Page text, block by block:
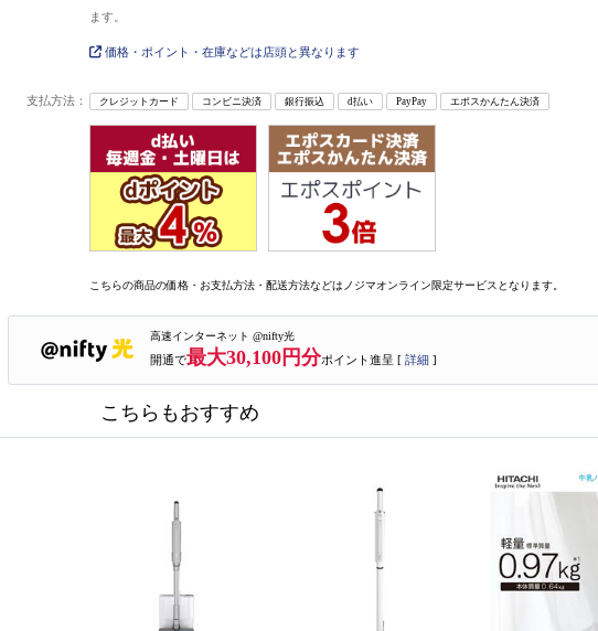
ます。
価格・ポイント・在庫などは店頭と異なります
支払方法： クレジットカード コンビニ決済 銀行振込 d払い PayPay エポスかんたん決済
こちらの商品の価格・お支払方法・配送方法などはノジマオンライン限定サービスとなります。
高速インターネット @nifty光
開通で最大30,100円分ポイント進呈 [ 詳細 ]
こちらもおすすめ